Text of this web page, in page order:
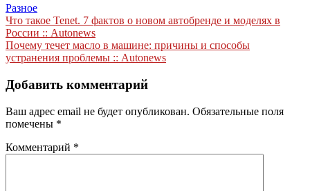
Разное
Навигация
по
записям
Что такое Tenet. 7 фактов о новом автобренде и моделях в
России :: Autonews
Почему течет масло в машине: причины и способы
устранения проблемы :: Autonews
Добавить комментарий
Ваш адрес email не будет опубликован. Обязательные поля
помечены *
Комментарий *